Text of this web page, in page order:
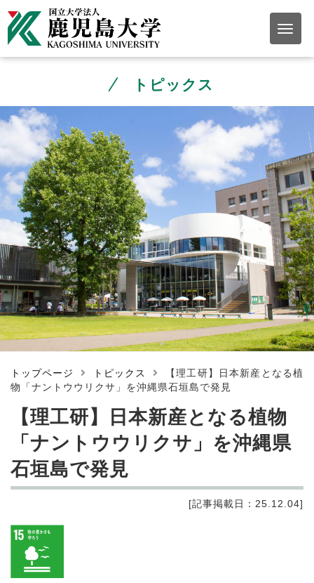
トピックス
トップページ トピックス
【理工研】日本新産となる植
物「ナントウウリクサ」を沖縄県石垣島で発見
【理工研】日本新産となる植物
「ナントウウリクサ」を沖縄県
石垣島で発見
[記事掲載日：25.12.04]